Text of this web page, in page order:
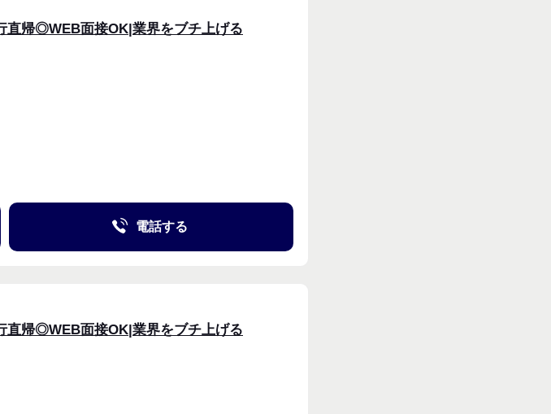
直帰◎WEB面接OK|業界をブチ上げる
電話する
直帰◎WEB面接OK|業界をブチ上げる